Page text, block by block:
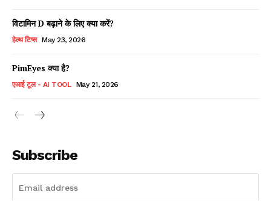
विटामिन D बढ़ाने के लिए क्या करें?
हेल्थ टिप्स May 23, 2026
PimEyes क्या है?
एआई टूल - AI TOOL May 21, 2026
Subscribe